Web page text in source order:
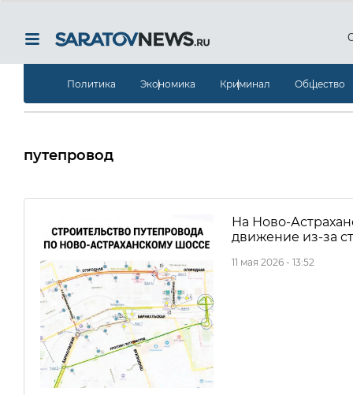
Политика Экономика Криминал Общество
путепровод
На Ново-
движение из-за
11 мая 2026 - 13:52